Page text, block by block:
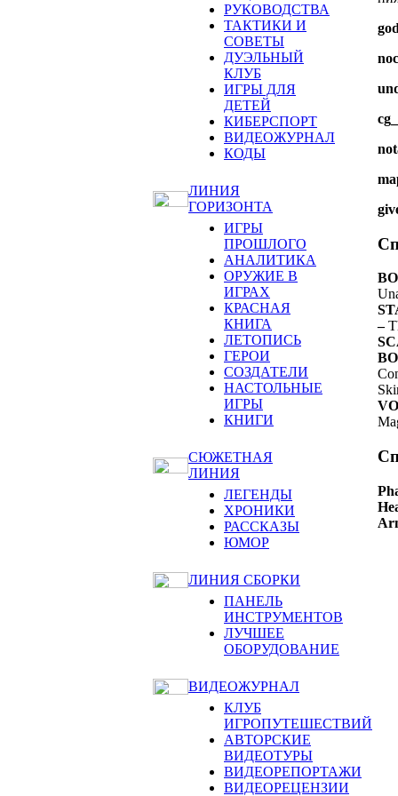
РУКОВОДСТВА
ТАКТИКИ И
СОВЕТЫ
ДУЭЛЬНЫЙ
КЛУБ
ИГРЫ ДЛЯ
ДЕТЕЙ
КИБЕРСПОРТ
ВИДЕОЖУРНАЛ
КОДЫ
ЛИНИЯ
ГОРИЗОНТА
ИГРЫ
ПРОШЛОГО
АНАЛИТИКА
ОРУЖИЕ В
ИГРАХ
КРАСНАЯ
КНИГА
ЛЕТОПИСЬ
ГЕРОИ
СОЗДАТЕЛИ
НАСТОЛЬНЫЕ
ИГРЫ
КНИГИ
СЮЖЕТНАЯ
ЛИНИЯ
ЛЕГЕНДЫ
ХРОНИКИ
РАССКАЗЫ
ЮМОР
ЛИНИЯ СБОРКИ
ПАНЕЛЬ
ИНСТРУМЕНТОВ
ЛУЧШЕЕ
ОБОРУДОВАНИЕ
ВИДЕОЖУРНАЛ
КЛУБ
ИГРОПУТЕШЕСТВИЙ
АВТОРСКИЕ
ВИДЕОТУРЫ
ВИДЕОРЕПОРТАЖИ
ВИДЕОРЕЦЕНЗИИ
–